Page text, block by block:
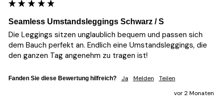
Seamless Umstandsleggings Schwarz / S
Die Leggings sitzen unglaublich bequem und passen sich
dem Bauch perfekt an. Endlich eine Umstandsleggings, die
den ganzen Tag angenehm zu tragen ist!
Fanden Sie diese Bewertung hilfreich? Ja Melden
Teilen
vor 2 Monaten